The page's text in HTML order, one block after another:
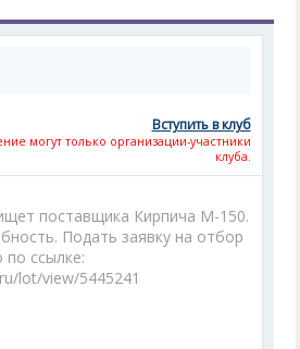
Вступить в клуб
могут только организации-участники
клуба.
поставщика Кирпича М-150.
Подать заявку на отбор
ссылке:
lot/view/5445241